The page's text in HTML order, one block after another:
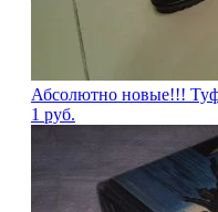
Абсолютно новые!!!
1 руб.